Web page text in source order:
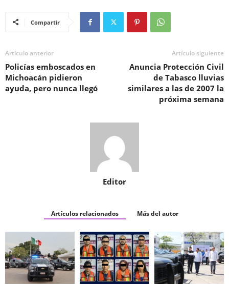
Compartir
Artículo anterior
Policías emboscados en
Michoacán pidieron
ayuda, pero nunca llegó
Artículo siguiente
Anuncia Protección Civil
de Tabasco lluvias
similares a las de 2007 la
próxima semana
Editor
Artículos relacionados Más del autor